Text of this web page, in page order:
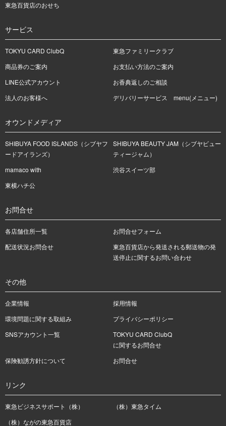
東急百貨店のおせち
サービス
TOKYU CARD ClubQ
東急ファミリークラブ
商品券のご案内
お支払い方法のご案内
LINE公式アカウント
お香典返しのご相談
法人のお客様へ
デリバリーサービス menu(メニュー)
オウンドメディア
SHIBUYA FOOD ISLANDS（シブヤフ
ードアイランズ）
SHIBUYA BEAUTY JAM（シブヤビュー
ティージャム）
mamaco with
渋谷スイーツ部
東横ハチ公
お問合せ
各店舗住所一覧
お問合せフォーム
配送状況お問合せ
東急百貨店から発送される郵送物の発
送停止に関するお問い合わせ
その他
企業情報
採用情報
環境問題に関する取組み
プライバシーポリシー
SNSアカウント一覧
TOKYU CARD ClubQ
に関するお問合せ
保険勧誘方針について
お問合せ
リンク
東急ビジネスサポート（株）
（株）東急タイム
（株）ながの東急百貨店